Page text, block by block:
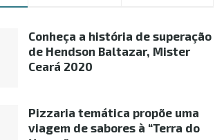
Conheça a história de superação
de Hendson Baltazar, Mister
Ceará 2020
Pizzaria temática propõe uma
viagem de sabores à “Terra do